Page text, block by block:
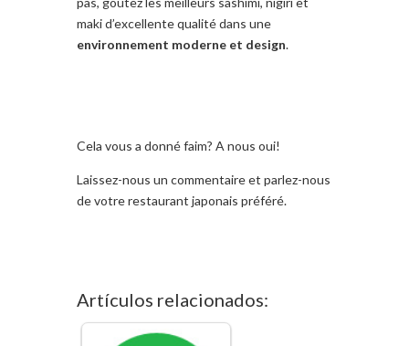
maki d’excellente qualité dans une
environnement moderne et design.
Cela vous a donné faim? A nous oui!
Laissez-nous un commentaire et parlez-nous
de votre restaurant japonais préféré.
Artículos relacionados: